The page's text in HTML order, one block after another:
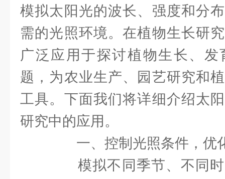
模拟太阳光的波长、强度和分
需的光照环境。在植物生长研
广泛应用于探讨植物生长、
题，为农业生产、园艺研究和
工具。下面我们将详细介绍太
研究中的应用。
一、控制光照条件，优
模拟不同季节、不同时